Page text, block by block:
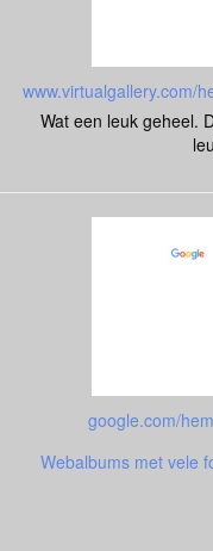
Wat een leuk geheel.
google.com/
Webalbums met vele